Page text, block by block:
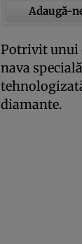
Adaugă-
Potrivit unui
nava
diamante.